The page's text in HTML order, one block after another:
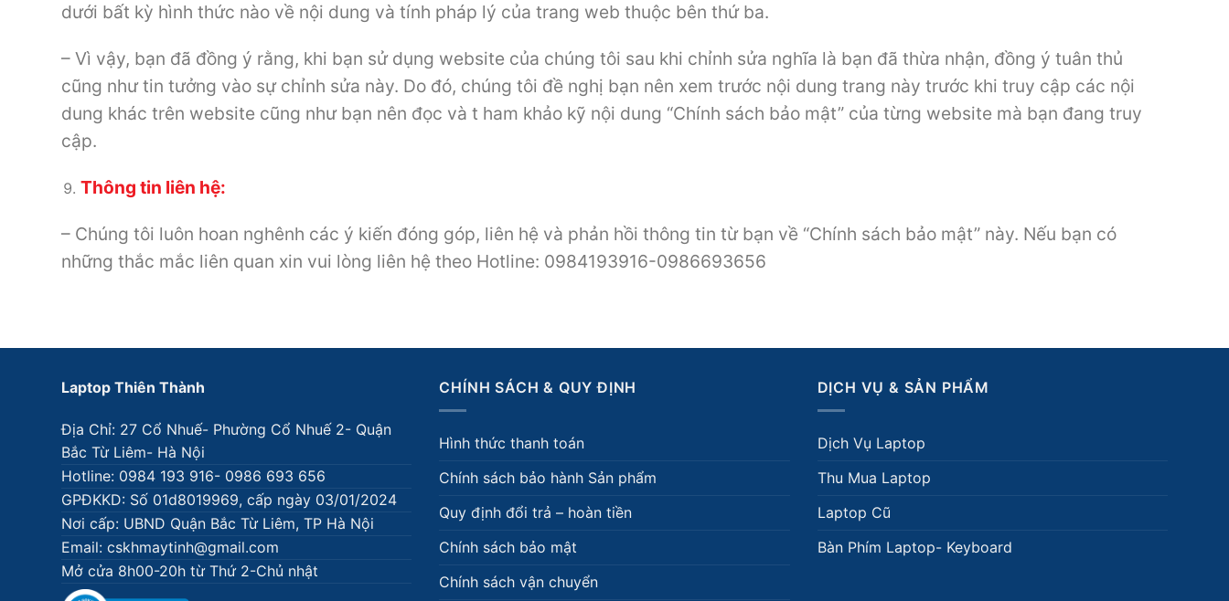
dưới bất kỳ hình thức nào về nội dung và tính pháp lý của trang web thuộc bên thứ ba.
– Vì vậy, bạn đã đồng ý rằng, khi bạn sử dụng website của chúng tôi sau khi chỉnh sửa nghĩa là bạn đã thừa nhận, đồng ý tuân thủ
cũng như tin tưởng vào sự chỉnh sửa này. Do đó, chúng tôi đề nghị bạn nên xem trước nội dung trang này trước khi truy cập các nội
dung khác trên website cũng như bạn nên đọc và t ham khảo kỹ nội dung “Chính sách bảo mật” của từng website mà bạn đang truy
cập.
Thông tin liên hệ:
– Chúng tôi luôn hoan nghênh các ý kiến đóng góp, liên hệ và phản hồi thông tin từ bạn về “Chính sách bảo mật” này. Nếu bạn có
những thắc mắc liên quan xin vui lòng liên hệ theo Hotline: 0984193916-0986693656
Laptop Thiên Thành
Địa Chỉ: 27 Cổ Nhuế- Phường Cổ Nhuế 2- Quận
Bắc Từ Liêm- Hà Nội
Hotline: 0984 193 916- 0986 693 656
GPĐKKD: Số 01d8019969, cấp ngày 03/01/2024
Nơi cấp: UBND Quận Bắc Từ Liêm, TP Hà Nội
Email: cskhmaytinh@gmail.com
Mở cửa 8h00-20h từ Thứ 2-Chủ nhật
CHÍNH SÁCH & QUY ĐỊNH
Hình thức thanh toán
Chính sách bảo hành Sản phẩm
Quy định đổi trả – hoàn tiền
Chính sách bảo mật
Chính sách vận chuyển
DỊCH VỤ & SẢN PHẨM
Dịch Vụ Laptop
Thu Mua Laptop
Laptop Cũ
Bàn Phím Laptop- Keyboard